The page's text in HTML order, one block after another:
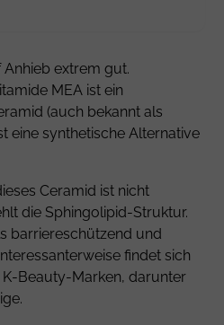
extrem gut.
MEA ist ein
(auch bekannt als
eine synthetische Alternative
Ceramid ist nicht
die Sphingolipid-Struktur.
barriereschützend und
findet sich
Beauty-Marken, darunter